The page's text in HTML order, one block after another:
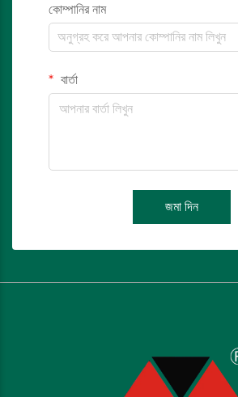
কোম্পানির নাম
বার্তা
জমা দিন